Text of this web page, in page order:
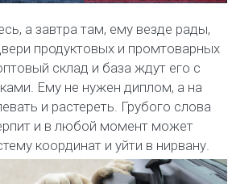
а завтра там, ему везде рады,
продуктовых и промтоварных
склад и база ждут его с
Ему не нужен диплом, а на
и растереть. Грубого слова
и в любой момент может
координат и уйти в нирвану.